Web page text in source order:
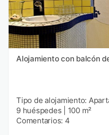
Alojamiento con balcón
Tipo de alojamiento:
9 huéspedes
100 m²
Comentarios: 4